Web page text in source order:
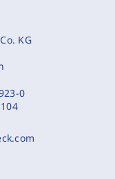
KG
0